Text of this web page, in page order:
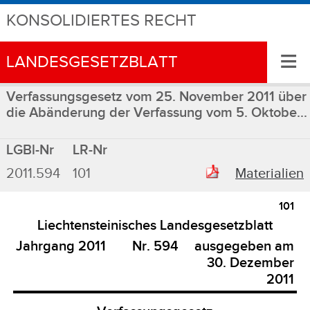
KONSOLIDIERTES RECHT
LANDESGESETZBLATT ≡
Verfassungsgesetz vom 25. November 2011 über
die Abänderung der Verfassung vom 5. Oktobe...
LGBl-Nr
LR-Nr
2011.594
101 Materialien